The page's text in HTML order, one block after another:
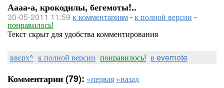
Аааа-а, крокодилы, бегемоты!..
30-05-2011 11:59 к комментариям-к полной версии -
понравилось!
Текст скрыт для удобства комментирования
вверх^ к полной версии понравилось! в evernote
Комментарии (79): «первая «назад